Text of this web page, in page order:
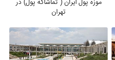
موزه پول ایران ( تماشاگه پول) در
تهران